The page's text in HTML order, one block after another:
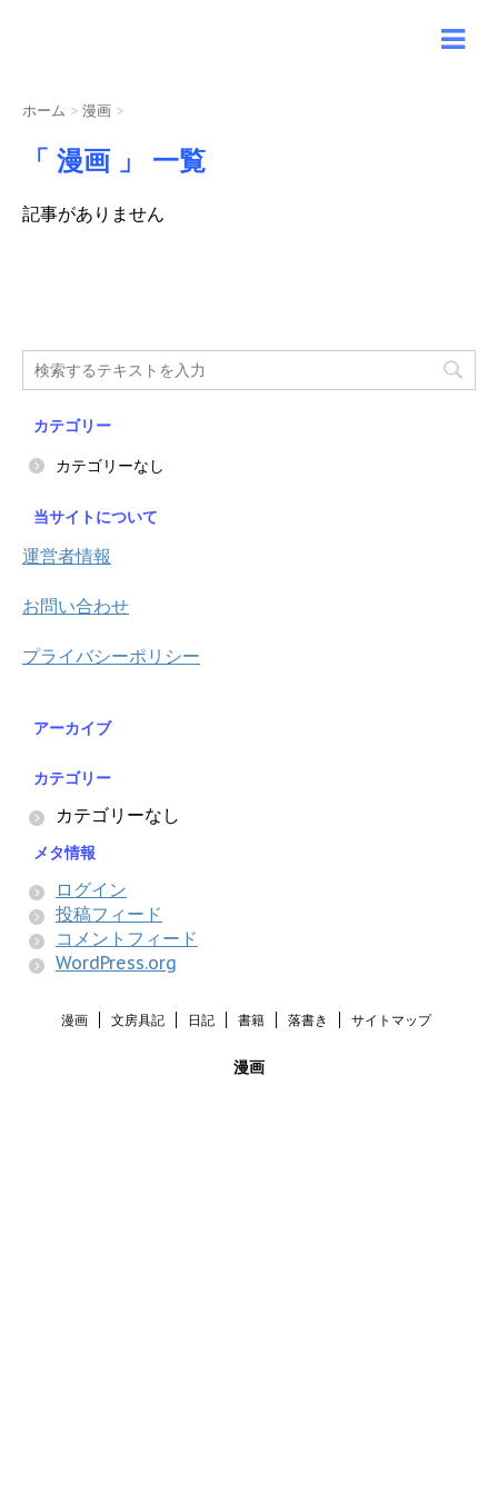
ホーム > 漫画 >
「 漫画 」 一覧
記事がありません
カテゴリー
カテゴリーなし
当サイトについて
運営者情報
お問い合わせ
プライバシーポリシー
アーカイブ
カテゴリー
カテゴリーなし
メタ情報
ログイン
投稿フィード
コメントフィード
WordPress.org
漫画 文房具記 日記 書籍 落書き サイトマップ
漫画